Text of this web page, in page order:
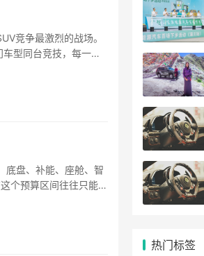
竞争最激烈的战场。
型同台竞技，每一款
底盘、补能、座舱、智
个预算区间往往只能购
热门标签